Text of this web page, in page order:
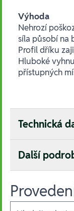
Výhoda
Nehrozí
síla působí na
Profil dříku
Hluboké
přístupných
Technická
Další
Ausführungen